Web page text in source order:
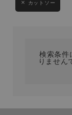
ブランド
カットソー
検索条件
りません